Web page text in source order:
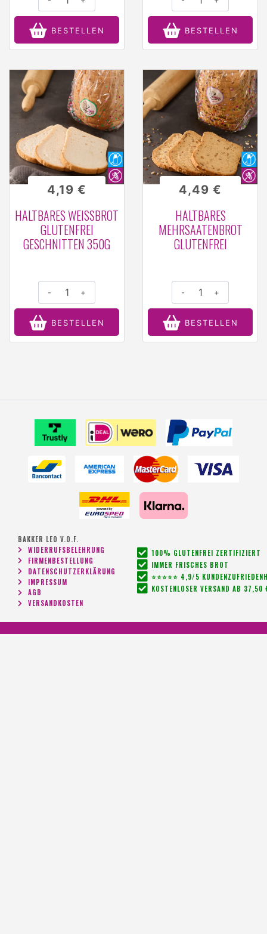
BESTELLEN BESTELLEN
HALTBARES WEISSBROT G
LUTENFREI G
ESCHNITTEN 350G
4,19 €
- +
BESTELLEN
HALTBARES
MEHRSAATENBROT
GLUTENFREI
4,49 €
- +
BESTELLEN
BAKKER LEO V.O.F.
WIDERRUFSBELEHRUNG
FIRMENBESTELLUNG
DATENSCHUTZERKLÄRUNG
IMPRESSUM
AGB
VERSANDKOSTEN
100% GLUTENFREI ZERTIFIZIERT
IMMER FRISCHES BROT
⭐⭐⭐⭐⭐ 4,9/5
KOSTENLOSER VERSAND AB 37,50